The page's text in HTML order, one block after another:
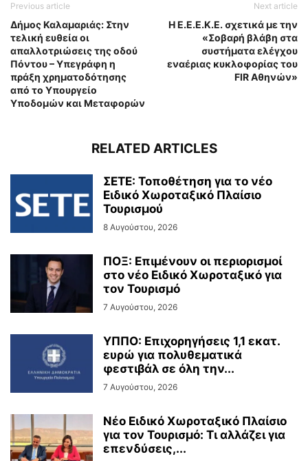
Previous article
Δήμος Καλαμαριάς: Στην
τελική ευθεία οι
απαλλοτριώσεις της οδού
Πόντου – Υπεγράφη η
πράξη χρηματοδότησης
από το Υπουργείο
Υποδομών και Μεταφορών
Next article
Η Ε.Ε.Ε.Κ.Ε. σχετικά με την
«Σοβαρή βλάβη στα
συστήματα ελέγχου
εναέριας κυκλοφορίας του
FIR Αθηνών»
RELATED ARTICLES
ΣΕΤΕ: Τοποθέτηση για το νέο
Ειδικό Χωροταξικό Πλαίσιο
Τουρισμού
8 Αυγούστου, 2026
ΠΟΞ: Επιμένουν οι περιορισμοί
στο νέο Ειδικό Χωροταξικό για
τον Τουρισμό
7 Αυγούστου, 2026
ΥΠΠΟ: Επιχορηγήσεις 1,1 εκατ.
ευρώ για πολυθεματικά
φεστιβάλ σε όλη την...
7 Αυγούστου, 2026
Νέο Ειδικό Χωροταξικό Πλαίσιο
για τον Τουρισμό: Τι αλλάζει για
επενδύσεις,...